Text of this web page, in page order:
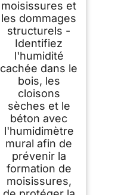
moisissures et
les dommages
structurels -
Identifiez
l'humidité
cachée dans le
bois, les
cloisons
sèches et le
béton avec
l'humidimètre
mural afin de
prévenir la
formation de
moisissures,